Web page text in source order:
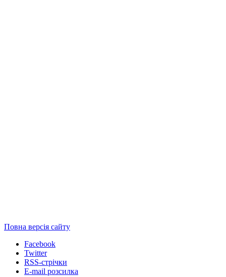
Повна версія сайту
Facebook
Twitter
RSS-стрічки
E-mail розсилка